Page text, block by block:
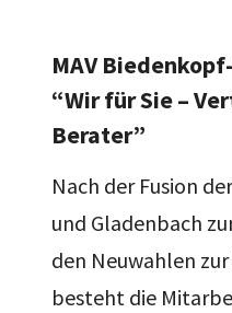
MAV
“Wir für Sie –
Berater”
Nach der Fusion
und Gladenbach
den Neuwahlen
besteht die